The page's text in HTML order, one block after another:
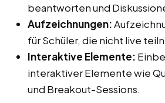
beantworten und
Aufzeichnungen:
für Schüler, die nicht live
Interaktive Elemente:
interaktiver Elemente wie
und Breakout-Sessions.